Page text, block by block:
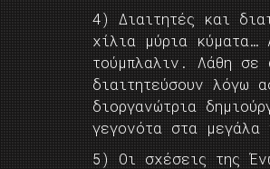
4) Διαιτητές και
χίλια μύρια κύματα…
τούμπλαλιν. Λάθη σε
διαιτητεύσουν λόγω
διοργανώτρια
γεγονότα στα μεγάλα
5) Οι σχέσεις της